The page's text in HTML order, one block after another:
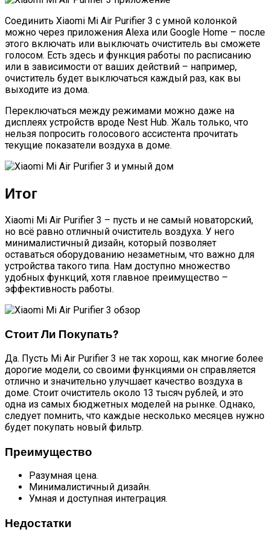
Соединить Xiaomi Mi Air Purifier 3 с умной колонкой
можно через приложения Alexa или Google Home – после
этого включать или выключать очиститель вы сможете
голосом. Есть здесь и функция работы по расписанию
или в зависимости от ваших действий – например,
очиститель будет выключаться каждый раз, как вы
выходите из дома.
Переключаться между режимами можно даже на
дисплеях устройств вроде Nest Hub. Жаль только, что
нельзя попросить голосового ассистента прочитать
текущие показатели воздуха в доме.
Итог
Xiaomi Mi Air Purifier 3 – пусть и не самый новаторский,
но всё равно отличный очиститель воздуха. У него
минималистичный дизайн, который позволяет
оставаться оборудованию незаметным, что важно для
устройства такого типа. Нам доступно множество
удобных функций, хотя главное преимущество –
эффективность работы.
Стоит Ли Покупать?
Да. Пусть Mi Air Purifier 3 не так хорош, как многие более
дорогие модели, со своими функциями он справляется
отлично и значительно улучшает качество воздуха в
доме. Стоит очиститель около 13 тысяч рублей, и это
одна из самых бюджетных моделей на рынке. Однако,
следует помнить, что каждые несколько месяцев нужно
будет покупать новый фильтр.
Преимущество
Разумная цена.
Минималистичный дизайн.
Умная и доступная интеграция.
Недостатки